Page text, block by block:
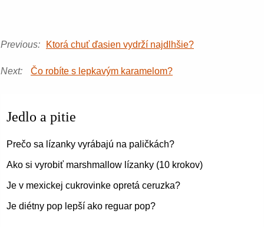
Previous: Ktorá chuť ďasien vydrží najdlhšie?
Next: Čo robíte s lepkavým karamelom?
Jedlo a pitie
Prečo sa lízanky vyrábajú na paličkách?
Ako si vyrobiť marshmallow lízanky (10 krokov)
Je v mexickej cukrovinke opretá ceruzka?
Je diétny pop lepší ako reguar pop?